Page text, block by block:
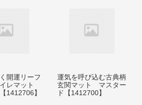
開運リーフ
レマット
1412706】
運気を呼び込む古典柄
玄関マット マスター
ド【1412700】